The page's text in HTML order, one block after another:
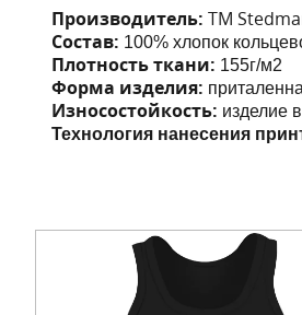
Производитель: ТМ
Состав: 100% хлопок
Плотность ткани: 155г/м2
Форма изделия:
Износостойкость: изделие
Технология нанесения